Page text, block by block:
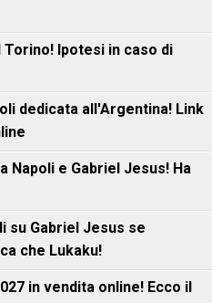
Torino! Ipotesi in caso di
dedicata all'Argentina! Link
Napoli e Gabriel Jesus! Ha
su Gabriel Jesus se
che Lukaku!
in vendita online! Ecco il